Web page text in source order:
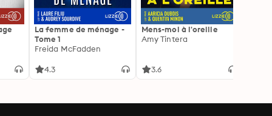
La femme de ménage -
Tome 1
Freida McFadden
4.3
Mens-moi à l'oreille
Amy Tintera
3.6